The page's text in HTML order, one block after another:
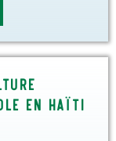
en Haïti